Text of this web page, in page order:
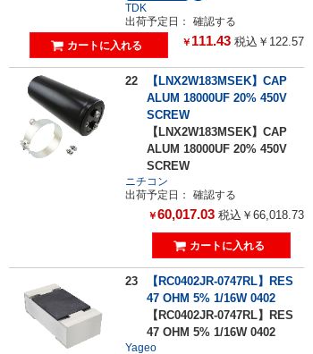
TDK
出荷予定日：
確認する
￥ 111.43 税込￥122.57
22
【LNX2W183MSEK】CAP
ALUM 18000UF 20% 450V
SCREW
【LNX2W183MSEK】CAP
ALUM 18000UF 20% 450V
SCREW
ニチコン
出荷予定日：
確認する
￥60,017.03 税込￥66,018.73
23
【RC0402JR-0747RL】RES
47 OHM 5% 1/16W 0402
【RC0402JR-0747RL】RES
47 OHM 5% 1/16W 0402
Yageo